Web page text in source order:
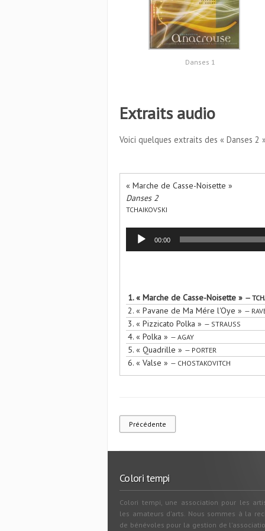
Danses 1
Extraits audio
Voici quelques extraits des « Danses 2
« Marche de Casse-Noisette »
Danses 2
TCHAIKOVSKI
Lecteur
audio
00:00
1.« Marche de Casse-Noisette » —
2. « Pavane de Ma Mére l'Oye » —
3. « Pizzicato Polka » — STRAUSS
4. « Polka » — AGAY
5. « Quadrille » — PORTER
6. « Valse » — CHOSTAKOVITCH
Précédente
Colori tempi
Colori tempi, une association pour les
les amateurs d'arts. Nous sommes à la
de bénévoles pour la gestion de